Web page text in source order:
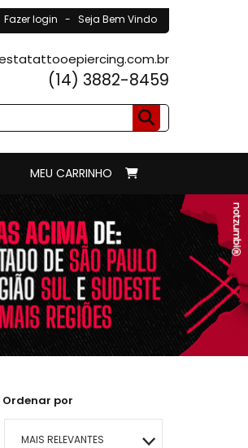
Fazer login - Seja Bem Vindo
(14) 3882-8459
MEU CARRINHO
Ordenar por
MAIS RELEVANTES